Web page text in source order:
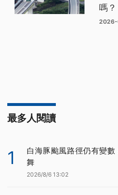
嗎？
最多人閱讀
1
白海豚颱風路徑仍有變
舞
2026/8/6 13:02